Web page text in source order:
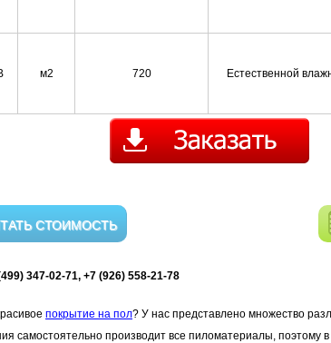
м2 720 Естественной
СТОИМОСТЬ
347-02-71, +7 (926) 558-21-78
покрытие на пол? У нас представлено множество
самостоятельно производит все пиломатериалы, поэтому